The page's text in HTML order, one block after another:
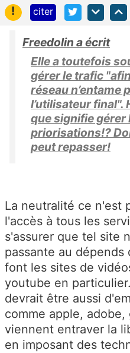
!
citer
Freedolin a écrit
Elle a toutefois
gérer le trafic
réseau n’entame
l’utilisateur final".
que signifie gérer
priorisations!?
peut repasser!
La neutralité ce n'est
l'accès à tous les
s'assurer que tel site
passante au dépends
font les sites de
youtube en
devrait être aussi
comme apple,
viennent entraver la
en imposant des